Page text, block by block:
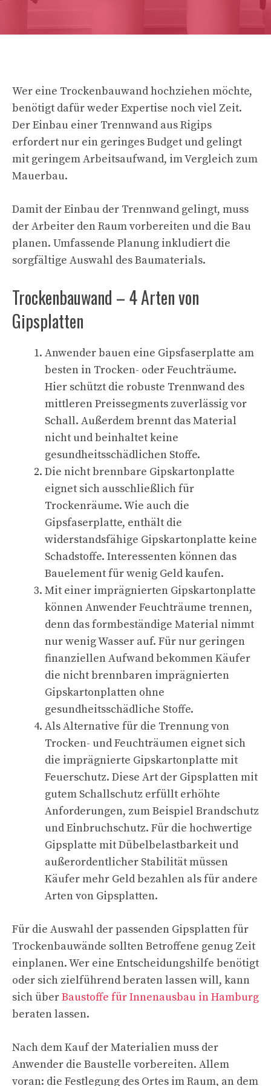
Wer eine Trockenbauwand hochziehen möchte,
benötigt dafür weder Expertise noch viel Zeit.
Der Einbau einer Trennwand aus Rigips
erfordert nur ein geringes Budget und gelingt
mit geringem Arbeitsaufwand, im Vergleich zum
Mauerbau.
Damit der Einbau der Trennwand gelingt, muss
der Arbeiter den Raum vorbereiten und die Bau
planen. Umfassende Planung inkludiert die
sorgfältige Auswahl des Baumaterials.
Trockenbauwand – 4 Arten von
Gipsplatten
Anwender bauen eine Gipsfaserplatte am
besten in Trocken- oder Feuchträume.
Hier schützt die robuste Trennwand des
mittleren Preissegments zuverlässig vor
Schall. Außerdem brennt das Material
nicht und beinhaltet keine
gesundheitsschädlichen Stoffe.
Die nicht brennbare Gipskartonplatte
eignet sich ausschließlich für
Trockenräume. Wie auch die
Gipsfaserplatte, enthält die
widerstandsfähige Gipskartonplatte keine
Schadstoffe. Interessenten können das
Bauelement für wenig Geld kaufen.
Mit einer imprägnierten Gipskartonplatte
können Anwender Feuchträume trennen,
denn das formbeständige Material nimmt
nur wenig Wasser auf. Für nur geringen
finanziellen Aufwand bekommen Käufer
die nicht brennbaren imprägnierten
Gipskartonplatten ohne
gesundheitsschädliche Stoffe.
Als Alternative für die Trennung von
Trocken- und Feuchträumen eignet sich
die imprägnierte Gipskartonplatte mit
Feuerschutz. Diese Art der Gipsplatten mit
gutem Schallschutz erfüllt erhöhte
Anforderungen, zum Beispiel Brandschutz
und Einbruchschutz. Für die hochwertige
Gipsplatte mit Dübelbelastbarkeit und
außerordentlicher Stabilität müssen
Käufer mehr Geld bezahlen als für andere
Arten von Gipsplatten.
Für die Auswahl der passenden Gipsplatten für
Trockenbauwände sollten Betroffene genug Zeit
einplanen. Wer eine Entscheidungshilfe benötigt
oder sich zielführend beraten lassen will, kann
sich überBaustoffe für Innenausbau in Hamburg
beraten lassen.
Nach dem Kauf der Materialien muss der
Anwender die Baustelle vorbereiten. Allem
voran: die Festlegung des Ortes im Raum, an dem